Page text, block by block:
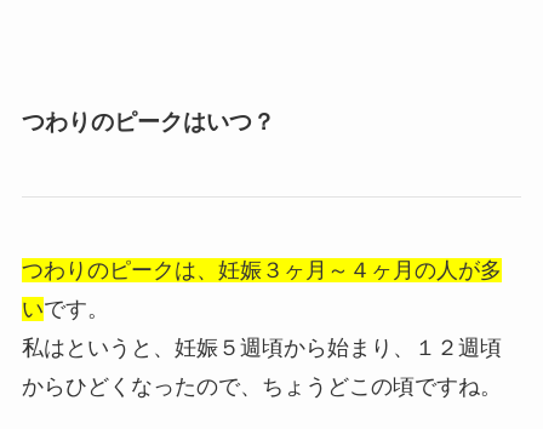
つわりのピークはいつ？
つわりのピークは、妊娠３ヶ月～４ヶ月の人が多
いです。
私はというと、妊娠５週頃から始まり、１２週頃
からひどくなったので、ちょうどこの頃ですね。